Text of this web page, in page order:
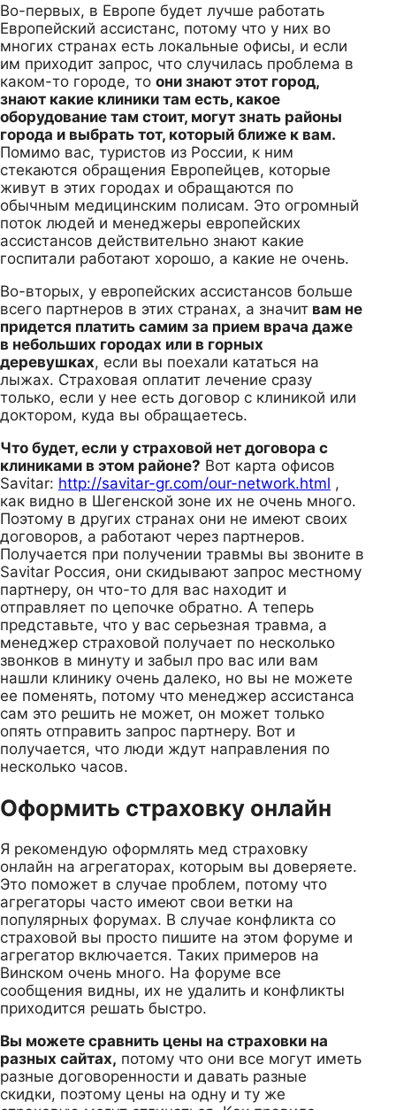
Во-первых, в Европе будет лучше работать
Европейский ассистанс, потому что у них во
многих странах есть локальные офисы, и если
им приходит запрос, что случилась проблема в
каком-то городе, то они знают этот город,
знают какие клиники там есть, какое
оборудование там стоит, могут знать районы
города и выбрать тот, который ближе к вам.
Помимо вас, туристов из России, к ним
стекаются обращения Европейцев, которые
живут в этих городах и обращаются по
обычным медицинским полисам. Это огромный
поток людей и менеджеры европейских
ассистансов действительно знают какие
госпитали работают хорошо, а какие не очень.
Во-вторых, у европейских ассистансов больше
всего партнеров в этих странах, а значит вам не
придется платить самим за прием врача даже
в небольших городах или в горных
деревушках, если вы поехали кататься на
лыжах. Страховая оплатит лечение сразу
только, если у нее есть договор с клиникой или
доктором, куда вы обращаетесь.
Что будет, если у страховой нет договора с
клиниками в этом районе? Вот карта офисов
Savitar: http://savitar-gr.com/our-network.html ,
как видно в Шегенской зоне их не очень много.
Поэтому в других странах они не имеют своих
договоров, а работают через партнеров.
Получается при получении травмы вы звоните в
Savitar Россия, они скидывают запрос местному
партнеру, он что-то для вас находит и
отправляет по цепочке обратно. А теперь
представьте, что у вас серьезная травма, а
менеджер страховой получает по несколько
звонков в минуту и забыл про вас или вам
нашли клинику очень далеко, но вы не можете
ее поменять, потому что менеджер ассистанса
сам это решить не может, он может только
опять отправить запрос партнеру. Вот и
получается, что люди ждут направления по
несколько часов.
Оформить страховку онлайн
Я рекомендую оформлять мед страховку
онлайн на агрегаторах, которым вы доверяете.
Это поможет в случае проблем, потому что
агрегаторы часто имеют свои ветки на
популярных форумах. В случае конфликта со
страховой вы просто пишите на этом форуме и
агрегатор включается. Таких примеров на
Винском очень много. На форуме все
сообщения видны, их не удалить и конфликты
приходится решать быстро.
Вы можете сравнить цены на страховки на
разных сайтах, потому что они все могут иметь
разные договоренности и давать разные
скидки, поэтому цены на одну и ту же